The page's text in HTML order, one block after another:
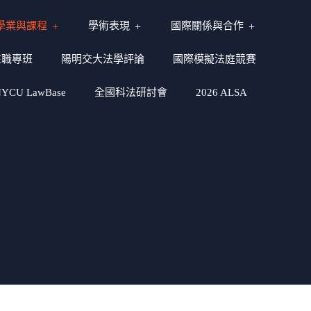
業與課程 學術表現 國際關係與合作
專班 陽明交大法學評論 國際模擬法庭競賽
LawBase 全國科法研討會 2026 ALSA